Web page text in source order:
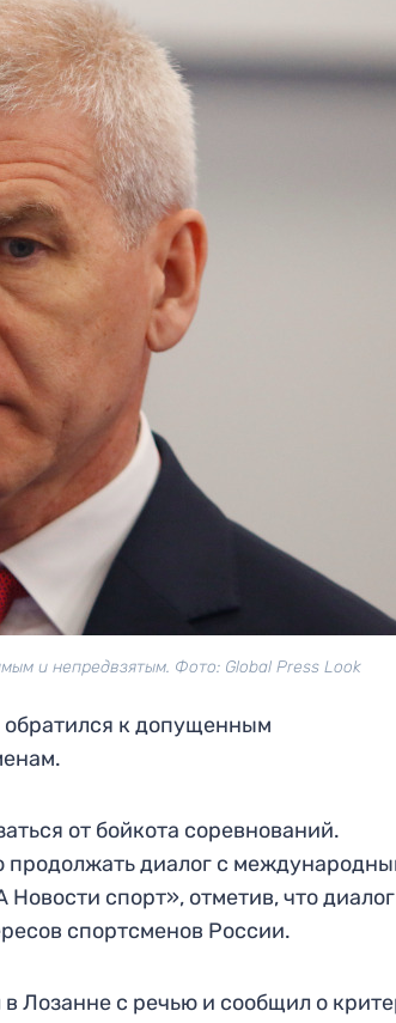
и непредвзятым. Фото: Global Press Look
к допущенным
от бойкота соревнований.
продолжать диалог с
спорт», отметив, что диалог
спортсменов России.
Лозанне с речью и сообщил о